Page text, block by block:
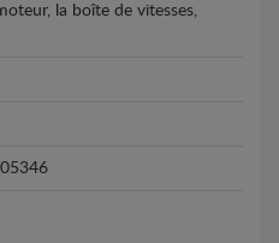
la boîte de vitesses,